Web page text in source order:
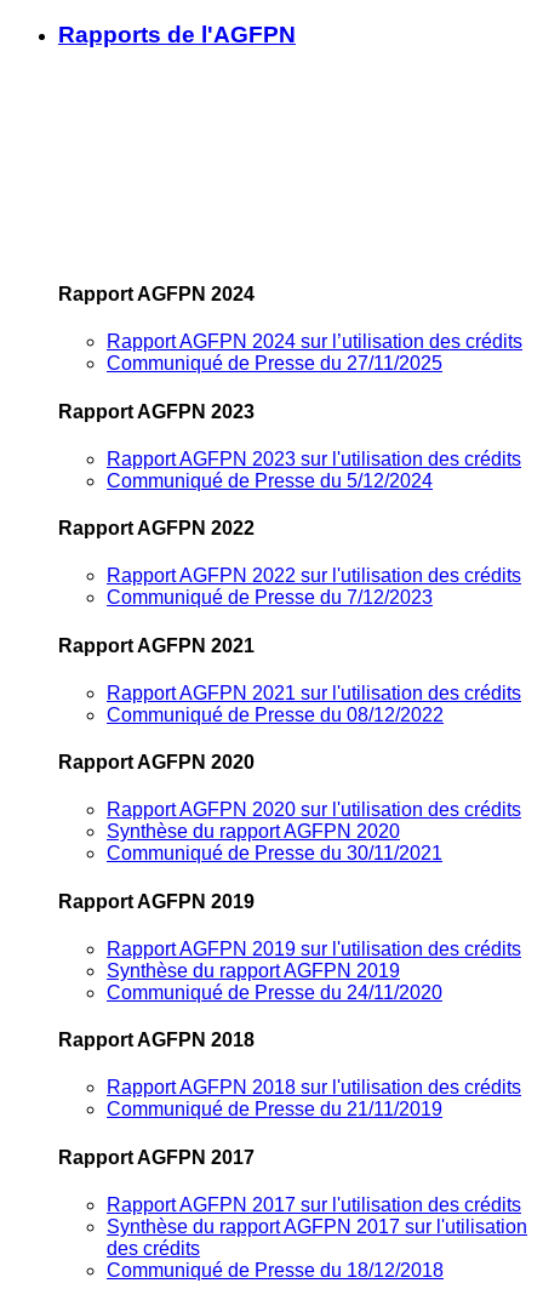
Rapports de l'AGFPN
Rapport AGFPN 2024
Rapport AGFPN 2024 sur l’utilisation des crédits
Communiqué de Presse du 27/11/2025
Rapport AGFPN 2023
Rapport AGFPN 2023 sur l'utilisation des crédits
Communiqué de Presse du 5/12/2024
Rapport AGFPN 2022
Rapport AGFPN 2022 sur l'utilisation des crédits
Communiqué de Presse du 7/12/2023
Rapport AGFPN 2021
Rapport AGFPN 2021 sur l'utilisation des crédits
Communiqué de Presse du 08/12/2022
Rapport AGFPN 2020
Rapport AGFPN 2020 sur l'utilisation des crédits
Synthèse du rapport AGFPN 2020
Communiqué de Presse du 30/11/2021
Rapport AGFPN 2019
Rapport AGFPN 2019 sur l'utilisation des crédits
Synthèse du rapport AGFPN 2019
Communiqué de Presse du 24/11/2020
Rapport AGFPN 2018
Rapport AGFPN 2018 sur l'utilisation des crédits
Communiqué de Presse du 21/11/2019
Rapport AGFPN 2017
Rapport AGFPN 2017 sur l'utilisation des crédits
Synthèse du rapport AGFPN 2017 sur l'utilisation
des crédits
Communiqué de Presse du 18/12/2018